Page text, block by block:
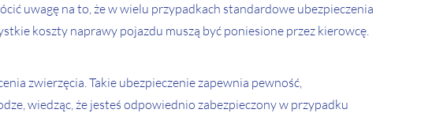
uwagę na to, że w wielu przypadkach standardowe ubezpieczenia
koszty naprawy pojazdu muszą być poniesione przez kierowcę.
zwierzęcia. Takie ubezpieczenie zapewnia pewność,
wiedząc, że jesteś odpowiednio zabezpieczony w przypadku